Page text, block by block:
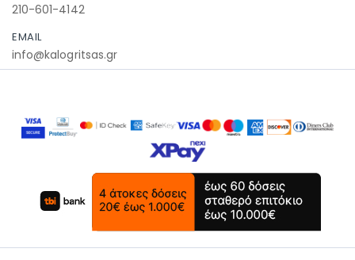
210-601-4142
EMAIL
info@kalogritsas.gr